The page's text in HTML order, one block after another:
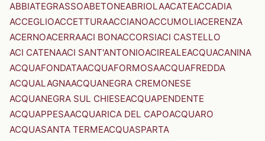
ABBIATEGRASSOABETONEABRIOLAACATEACCADIA
ACCEGLIOACCETTURAACCIANOACCUMOLIACERENZA
ACERNOACERRAACI BONACCORSIACI CASTELLO
ACI CATENAACI SANT'ANTONIOACIREALEACQUACANINA
ACQUAFONDATAACQUAFORMOSAACQUAFREDDA
ACQUALAGNAACQUANEGRA CREMONESE
ACQUANEGRA SUL CHIESEACQUAPENDENTE
ACQUAPPESAACQUARICA DEL CAPOACQUARO
ACQUASANTA TERMEACQUASPARTA